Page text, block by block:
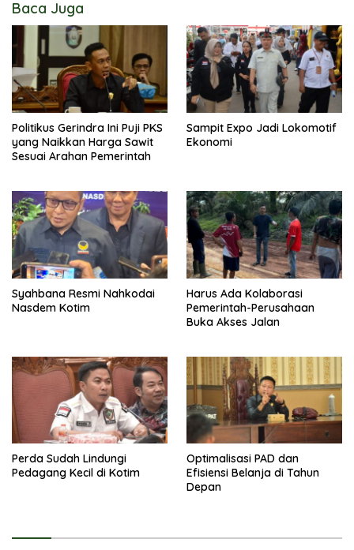
Baca Juga
Politikus Gerindra Ini Puji PKS
yang Naikkan Harga Sawit
Sesuai Arahan Pemerintah
Sampit Expo Jadi Lokomotif
Ekonomi
Syahbana Resmi Nahkodai
Nasdem Kotim
Harus Ada Kolaborasi
Pemerintah-Perusahaan
Buka Akses Jalan
Perda Sudah Lindungi
Pedagang Kecil di Kotim
Optimalisasi PAD dan
Efisiensi Belanja di Tahun
Depan